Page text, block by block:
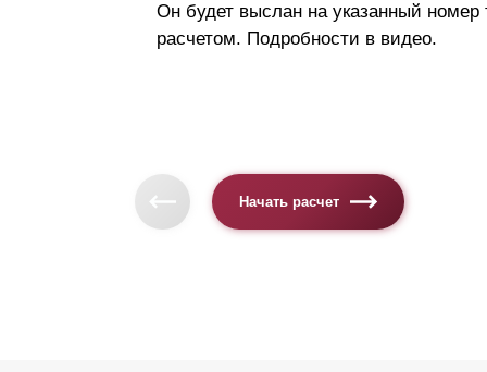
Он будет выслан на указанный номер
расчетом. Подробности в видео.
Начать расчет